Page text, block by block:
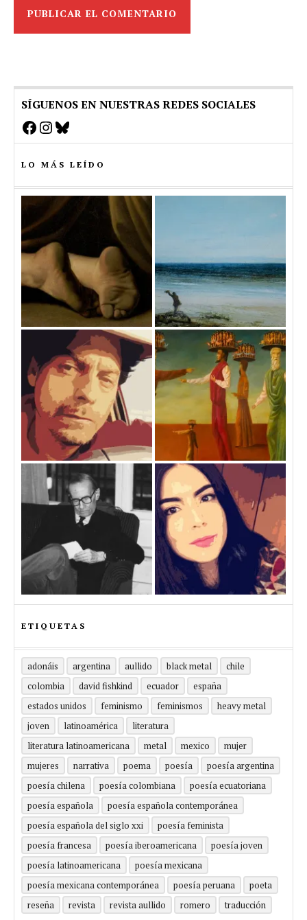
SÍGUENOS EN NUESTRAS REDES SOCIALES
Facebook
Instagram
Bluesky
LO MÁS LEÍDO
ETIQUETAS
adonáis argentina aullido black metal
chile
colombia
david fishkind ecuador
españa
estados unidos
feminismo feminismos
heavy metal
joven
latinoamérica
literatura
literatura latinoamericana
metal mexico
mujer
mujeres
narrativa poema poesía
poesía argentina
poesía chilena
poesía colombiana
poesía ecuatoriana
poesía española
poesía española contemporánea
poesía española del siglo xxi
poesía feminista
poesía francesa
poesía iberoamericana
poesía joven
poesía latinoamericana
poesía mexicana
poesía mexicana contemporánea
poesía peruana
poeta
reseña
revista revista aullido romero traducción